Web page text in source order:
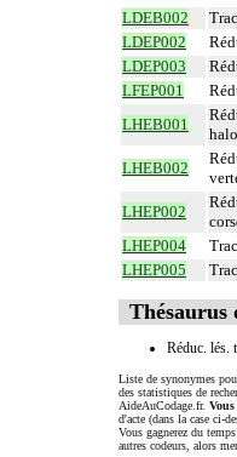
LDEB002
LDEP002
LDEP003
LFEP001
LHEB001
LHEB002
LHEP002
LHEP004
LHEP005
Thésaurus
Réduc. lés.
Liste de synonymes
des statistiques de
AideAuCodage.fr.
d'acte (dans la case ci-
Vous gagnerez du
autres codeurs, alors